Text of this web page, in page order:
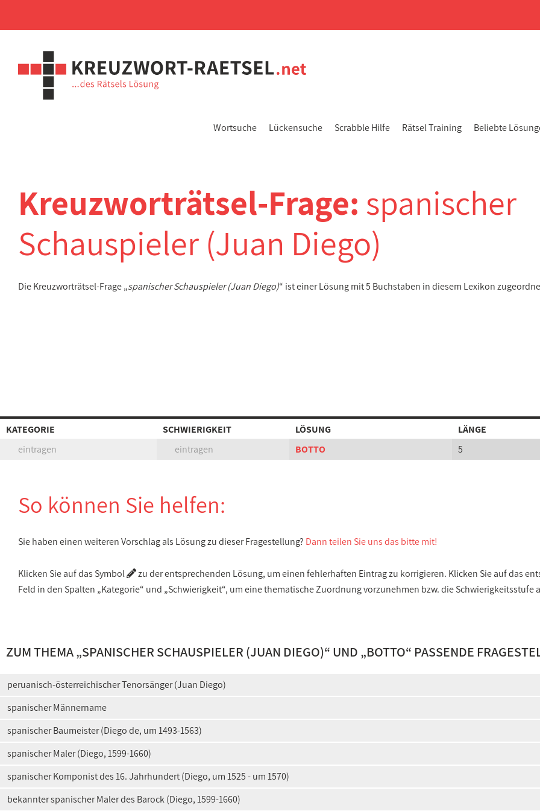
Wortsuche Lückensuche Scrabble Hilfe Rätsel Training Beliebte
Kreuzworträtsel-Frage: spanischer
Schauspieler (Juan Diego)
Die Kreuzworträtsel-Frage „spanischer Schauspieler (Juan Diego)“ ist einer Lösung mit 5 Buchstaben in diesem Lexikon
KATEGORIE SCHWIERIGKEIT LÖSUNG
LÄNGE
eintragen
eintragen BOTTO 5
So können Sie helfen:
Sie haben einen weiteren Vorschlag als Lösung zu dieser Fragestellung? Dann teilen Sie uns das bitte mit!
Klicken Sie auf das Symbol
zu der entsprechenden Lösung, um einen fehlerhaften Eintrag zu korrigieren. Klicken Sie auf das
Feld in den Spalten „Kategorie“ und „Schwierigkeit“, um eine thematische Zuordnung vorzunehmen bzw. die Schwierigkeitsstufe
ZUM THEMA „SPANISCHER SCHAUSPIELER (JUAN DIEGO)“ UND „BOTTO“ PASSENDE
peruanisch-österreichischer Tenorsänger (Juan Diego)
spanischer Männername
spanischer Baumeister (Diego de, um 1493-1563)
spanischer Maler (Diego, 1599-1660)
spanischer Komponist des 16. Jahrhundert (Diego, um 1525 - um 1570)
bekannter spanischer Maler des Barock (Diego, 1599-1660)